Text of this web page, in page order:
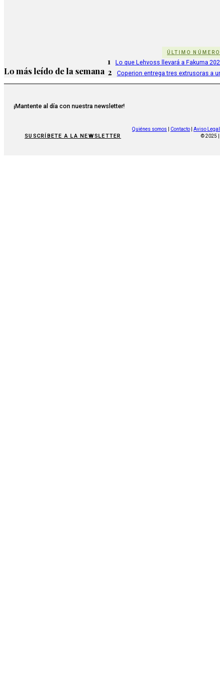
ÚLTIMO NÚMERO
Lo más leído de la semana
1 Lo que Lehvoss llevará a Fakuma
2 Coperion entrega tres extrusoras a
¡Mantente al día con nuestra newsletter!
SUSCRÍBETE A LA NEWSLETTER
Quiénes somos Contacto
Aviso Legal
© 2025